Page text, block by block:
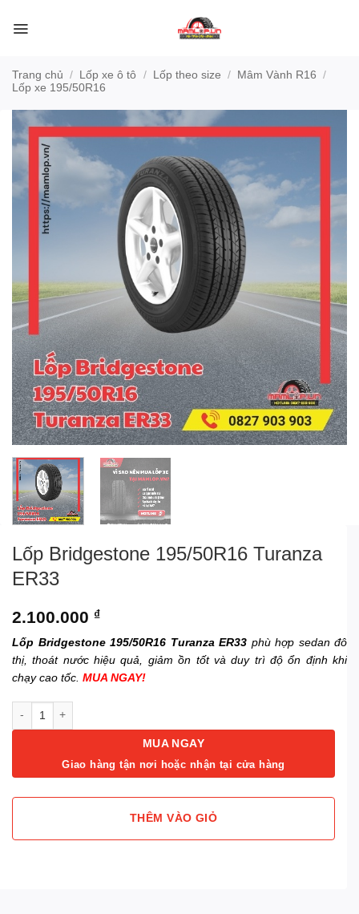
qua
Trang chủ / Lốp xe ô tô / Lốp theo size / Mâm Vành R16 /
Lốp xe 195/50R16
Lốp Bridgestone 195/50R16 Turanza
ER33
2.100.000 ₫
Lốp Bridgestone 195/50R16 Turanza ER33 phù hợp sedan đô
thị, thoát nước hiệu quả, giảm ồn tốt và duy trì độ ổn định khi
chạy cao tốc. MUA NGAY!
MUA NGAY
Giao hàng tận nơi hoặc nhận tại cửa hàng
THÊM VÀO GIỎ